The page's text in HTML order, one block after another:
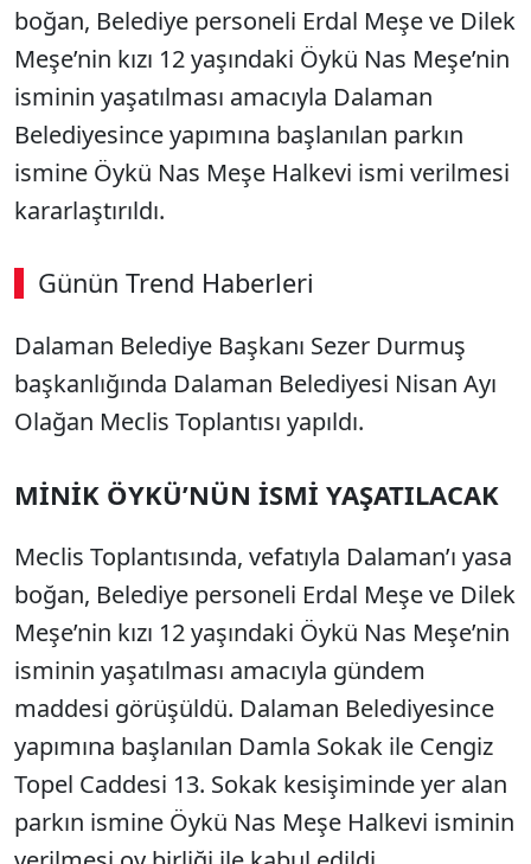
boğan, Belediye personeli Erdal Meşe ve Dilek
Meşe’nin kızı 12 yaşındaki Öykü Nas Meşe’nin
isminin yaşatılması amacıyla Dalaman
Belediyesince yapımına başlanılan parkın
ismine Öykü Nas Meşe Halkevi ismi verilmesi
kararlaştırıldı.
Günün Trend Haberleri
00:02 / 09:15
Sesi Aç
Dalaman Belediye Başkanı Sezer Durmuş
başkanlığında Dalaman Belediyesi Nisan Ayı
Olağan Meclis Toplantısı yapıldı.
MİNİK ÖYKÜ’NÜN İSMİ YAŞATILACAK
Meclis Toplantısında, vefatıyla Dalaman’ı yasa
boğan, Belediye personeli Erdal Meşe ve Dilek
Meşe’nin kızı 12 yaşındaki Öykü Nas Meşe’nin
isminin yaşatılması amacıyla gündem
maddesi görüşüldü. Dalaman Belediyesince
yapımına başlanılan Damla Sokak ile Cengiz
Topel Caddesi 13. Sokak kesişiminde yer alan
parkın ismine Öykü Nas Meşe Halkevi isminin